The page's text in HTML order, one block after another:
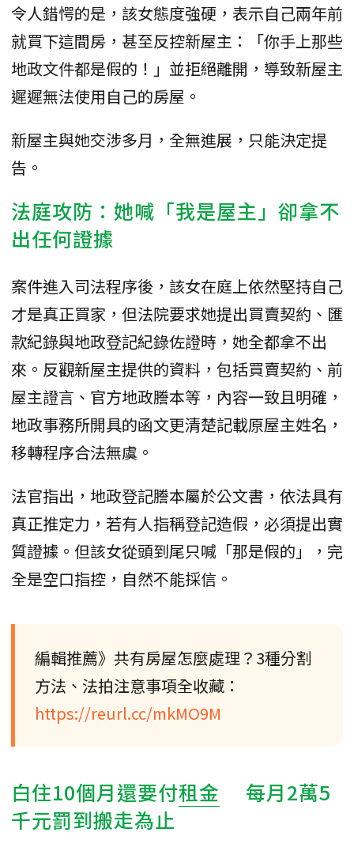
令人錯愕的是，該女態度強硬，表示自己兩年前
就買下這間房，甚至反控新屋主：「你手上那些
地政文件都是假的！」並拒絕離開，導致新屋主
遲遲無法使用自己的房屋。
新屋主與她交涉多月，全無進展，只能決定提
告。
法庭攻防：她喊「我是屋主」卻拿不
出任何證據
案件進入司法程序後，該女在庭上依然堅持自己
才是真正買家，但法院要求她提出買賣契約、匯
款紀錄與地政登記紀錄佐證時，她全都拿不出
來。反觀新屋主提供的資料，包括買賣契約、前
屋主證言、官方地政謄本等，內容一致且明確，
地政事務所開具的函文更清楚記載原屋主姓名，
移轉程序合法無虞。
法官指出，地政登記謄本屬於公文書，依法具有
真正推定力，若有人指稱登記造假，必須提出實
質證據。但該女從頭到尾只喊「那是假的」，完
全是空口指控，自然不能採信。
編輯推薦》共有房屋怎麼處理？3種分割
方法、法拍注意事項全收藏：
https://reurl.cc/mkMO9M
白住10個月還要付租金
每月2萬5
千元罰到搬走為止